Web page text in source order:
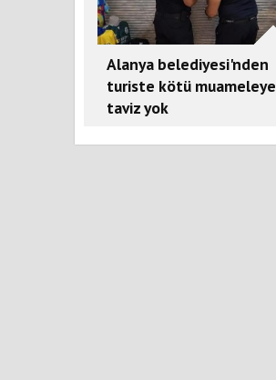
Alanya belediyesi'nden
turiste kötü muameleye
taviz yok